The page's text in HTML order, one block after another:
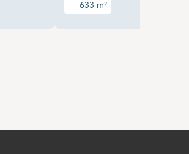
633 m²